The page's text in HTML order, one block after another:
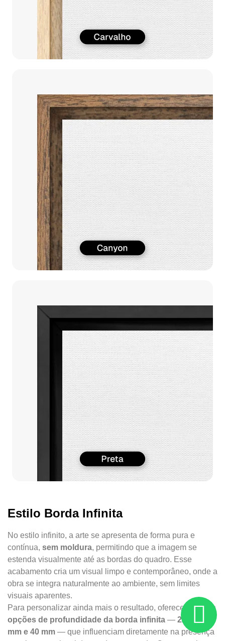
Estilo Borda Infinita
No estilo infinito, a arte se apresenta de forma pura e
contínua, sem moldura, permitindo que a imagem se
estenda visualmente até as bordas do quadro. Esse
acabamento cria um visual limpo e contemporâneo, onde a
obra se integra naturalmente ao ambiente, sem limites
visuais aparentes.
Para personalizar ainda mais o resultado, oferecemostrês
opções de profundidade da borda infinita — 22 mm, 34
mm e 40 mm — que influenciam diretamente na presença